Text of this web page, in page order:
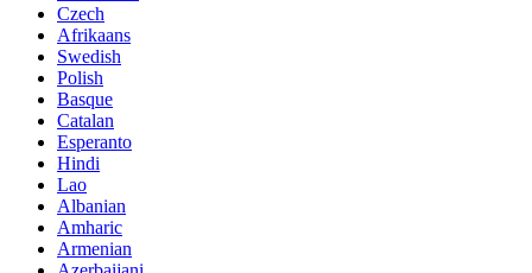
Czech
Afrikaans
Swedish
Polish
Basque
Catalan
Esperanto
Hindi
Lao
Albanian
Amharic
Armenian